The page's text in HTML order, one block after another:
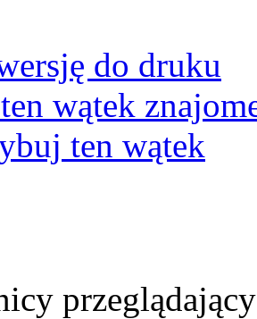
do druku
wątek
ten wątek